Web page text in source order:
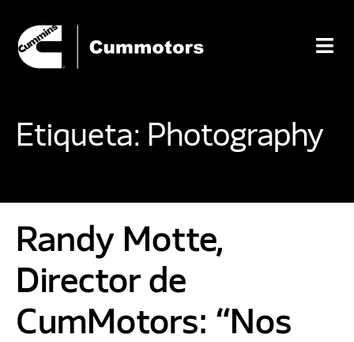
Etiqueta: Photography
Randy Motte,
Director de
CumMotors: “Nos